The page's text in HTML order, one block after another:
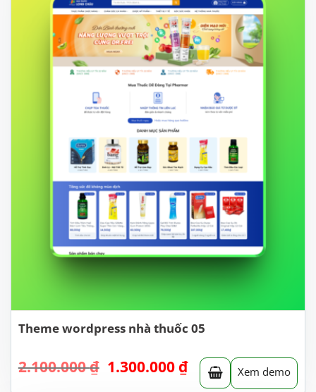
Theme wordpress nhà thuốc 05
2.100.000₫ Giá
1.300.000 ₫Giá
hiện Xem demo